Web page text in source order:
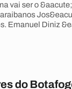
vai ser o
Emanuel Diniz
do